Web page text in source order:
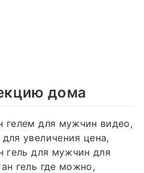
дома
гелем для мужчин видео,
увеличения цена,
гель для мужчин для
гель где можно,